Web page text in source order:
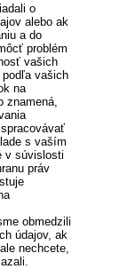
o
alebo ak
a do
problém
vašich
podľa vašich
na
znamená,
s vaším
v súvislosti
práv
obmedzili
údajov, ak
nechcete,